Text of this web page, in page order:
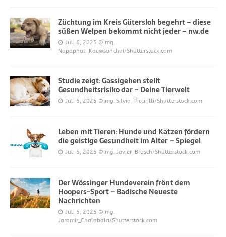
Züchtung im Kreis Gütersloh begehrt – diese
süßen Welpen bekommt nicht jeder – nw.de
Juli 6, 2025 ©Img.
Napaphat_Kaewsanchai/Shutterstock.com
Studie zeigt: Gassigehen stellt
Gesundheitsrisiko dar – Deine Tierwelt
Juli 6, 2025 ©Img. Silvia_Piccirilli/Shutterstock.com
Leben mit Tieren: Hunde und Katzen fördern
die geistige Gesundheit im Alter – Spiegel
Juli 5, 2025 ©Img. Javier_Brosch/Shutterstock.com
Der Wössinger Hundeverein frönt dem
Hoopers-Sport – Badische Neueste
Nachrichten
Juli 5, 2025 ©Img.
Jaromir_Chalabala/Shutterstock.com